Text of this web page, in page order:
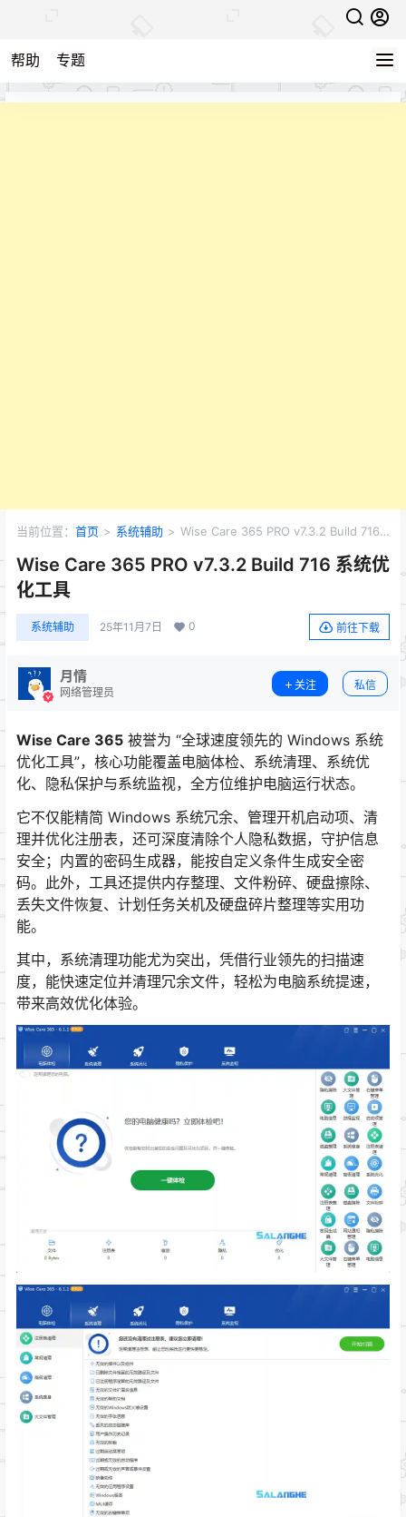
帮助 专题
当前位置： 首页 > 系统辅助 > Wise Care 365 PRO v7.3.2 Build 716
Wise Care 365 PRO v7.3.2 Build 716 系统优
化工具
系统辅助 25年11月7日 0 前往下载
月情
网络管理员
关注 私信
Wise Care 365 被誉为 “全球速度领先的 Windows 系统
优化工具”，核心功能覆盖电脑体检、系统清理、系统优
化、隐私保护与系统监视，全方位维护电脑运行状态。
它不仅能精简 Windows 系统冗余、管理开机启动项、清
理并优化注册表，还可深度清除个人隐私数据，守护信息
安全；内置的密码生成器，能按自定义条件生成安全密
码。此外，工具还提供内存整理、文件粉碎、硬盘擦除、
丢失文件恢复、计划任务关机及硬盘碎片整理等实用功
能。
其中，系统清理功能尤为突出，凭借行业领先的扫描速
度，能快速定位并清理冗余文件，轻松为电脑系统提速，
带来高效优化体验。